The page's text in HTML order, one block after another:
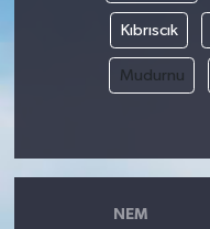
Kıbrıscık
Mudurnu
NEM